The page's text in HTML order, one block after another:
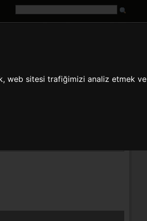
web sitesi trafiğimizi analiz etmek ve
fr ja pt ru tr zh